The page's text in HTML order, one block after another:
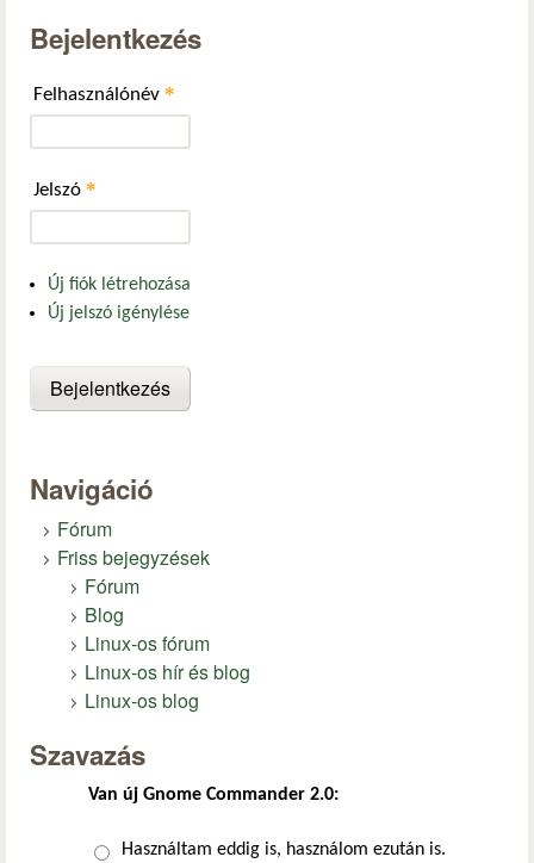
Bejelentkezés
Felhasználónév *
Jelszó *
Új fiók létrehozása
Új jelszó igénylése
Navigáció
Fórum
Friss bejegyzések
Fórum
Blog
Linux-os fórum
Linux-os hír és blog
Linux-os blog
Szavazás
Van új Gnome Commander 2.0:
Választások
Használtam eddig is, használom ezután is.